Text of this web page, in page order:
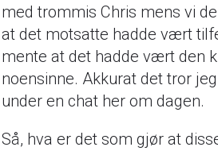
med trommis Chris mens vi
at det motsatte hadde vært
mente at det hadde vært den
noensinne. Akkurat det tror
under en chat her om dagen.
Så, hva er det som gjør at